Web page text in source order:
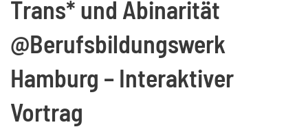
Trans* und Abinarität
@Berufsbildungswerk
Hamburg – Interaktiver
Vortrag